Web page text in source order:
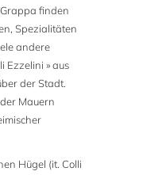
finden
Spezialitäten
andere
Ezzelini » aus
der Stadt.
Mauern
Hügel (it. Colli